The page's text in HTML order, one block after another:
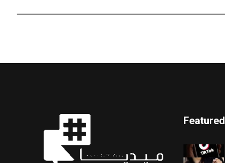
Featured